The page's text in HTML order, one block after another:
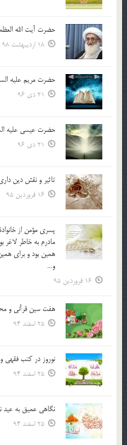
حضرت آیت الله
18 اردیبهشت 98
حضرت مریم علیه
21 دی 96
حضرت عیسی علیه
21 دی 96
تاثير و نقش دين
16 فروردین 95
پسري مؤمن از
مادرم به خاطر لاغر
همين بود و براي
و…
16 فروردین 95
هفت سین قرآنی و
25 اسفند 94
نوروز در كتب فقهى
25 اسفند 94
نگاهى عميق به عيد
25 اسفند 94